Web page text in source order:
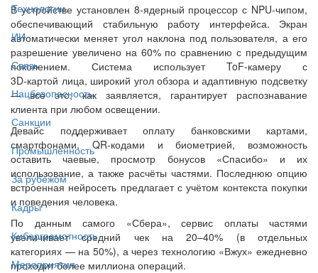
Технологии
ИИ
Связь
Нацбезопасность
Санкции
Промышленность
За рубежом
Кадры
Киберграмотность
Мероприятия
В устройстве установлен 8-ядерный процессор с NPU‑чипом,
обеспечивающий стабильную работу интерфейса. Экран
автоматически меняет угол наклона под пользователя, а его
разрешение увеличено на 60% по сравнению с предыдущим
поколением. Система использует ToF‑камеру с
3D‑картой лица, широкий угол обзора и адаптивную подсветку
— всё это, как заявляется, гарантирует распознавание
клиента при любом освещении.
Девайс поддерживает оплату банковскими картами,
смартфонами, QR‑кодами и биометрией, возможность
оставить чаевые, просмотр бонусов «Спасибо» и их
использование, а также расчёты частями. Последнюю опцию
встроенная нейросеть предлагает с учётом контекста покупки
и поведения человека.
По данным самого «Сбера», сервис оплаты частями
увеличивает средний чек на 20–40% (в отдельных
категориях — на 50%), а через технологию «Вжух» ежедневно
проходит более миллиона операций.